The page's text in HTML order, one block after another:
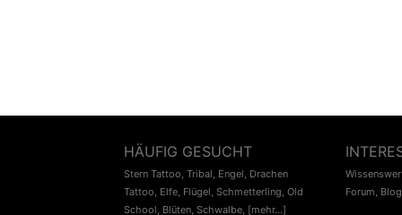
HÄUFIG GESUCHT
Stern Tattoo, Tribal, Engel, Drachen
Tattoo, Elfe, Flügel, Schmetterling, Old
School, Blüten, Schwalbe, [mehr...]
Forum, Blog